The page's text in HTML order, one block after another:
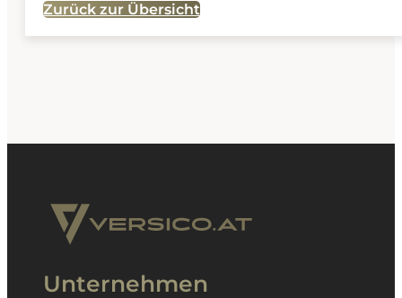
Zurück zur Übersicht
Unternehmen